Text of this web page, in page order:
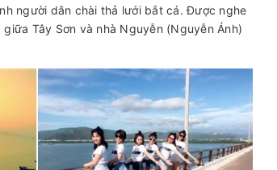
người dân chài thả lưới bắt cá. Được nghe
Tây Sơn và nhà Nguyễn (Nguyễn Ánh)